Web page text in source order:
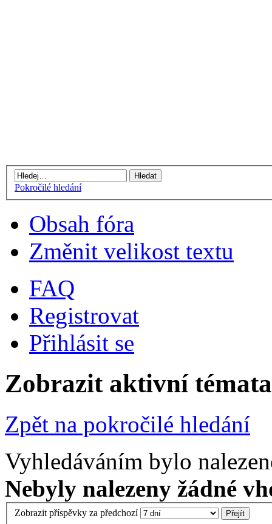
Pokročilé hledání
Obsah fóra
Změnit velikost textu
FAQ
Registrovat
Přihlásit se
Zobrazit aktivní témata
Zpět na pokročilé hledání
Vyhledáváním bylo
Nebyly nalezeny žádné
Zobrazit příspěvky za předchozí